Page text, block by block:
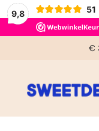
9,8 51
Voor 14:00u
€
ONZE